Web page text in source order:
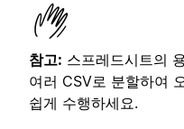
참고: 스프레드시트의
여러 CSV로 분할하여
쉽게 수행하세요.